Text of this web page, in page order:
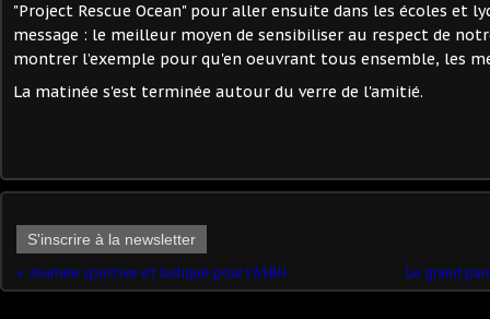
"Project Rescue Ocean" pour aller ensuite dans les écoles et
message : le meilleur moyen de sensibiliser au respect de
montrer l’exemple pour qu'en oeuvrant tous ensemble, les
La matinée s'est terminée autour du verre de l'amitié.
S'inscrire à la newsletter
Journée sportive et ludique pour l'ASBH Le grand